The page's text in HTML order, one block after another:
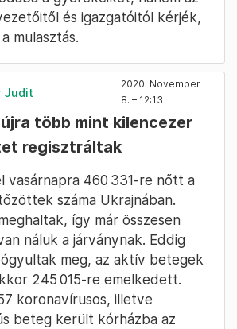
és igazgatóitól kérjék,
mulasztás.
Judit
2020. November
8. – 12:13
több mint kilencezer
regisztráltak
vasárnapra 460 331-re nőtt a
száma Ukrajnában.
így már összesen
náluk a járványnak. Eddig
meg, az aktív betegek
245 015-re emelkedett.
koronavírusos, illetve
beteg került kórházba az